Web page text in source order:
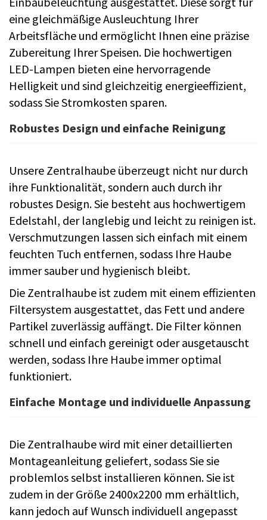
eine gleichmäßige Ausleuchtung Ihrer
Arbeitsfläche und ermöglicht Ihnen eine präzise
Zubereitung Ihrer Speisen. Die hochwertigen
LED-Lampen bieten eine hervorragende
Helligkeit und sind gleichzeitig energieeffizient,
sodass Sie Stromkosten sparen.
Robustes Design und einfache Reinigung
Unsere Zentralhaube überzeugt nicht nur durch
ihre Funktionalität, sondern auch durch ihr
robustes Design. Sie besteht aus hochwertigem
Edelstahl, der langlebig und leicht zu reinigen ist.
Verschmutzungen lassen sich einfach mit einem
feuchten Tuch entfernen, sodass Ihre Haube
immer sauber und hygienisch bleibt.
Die Zentralhaube ist zudem mit einem effizienten
Filtersystem ausgestattet, das Fett und andere
Partikel zuverlässig auffängt. Die Filter können
schnell und einfach gereinigt oder ausgetauscht
werden, sodass Ihre Haube immer optimal
funktioniert.
Einfache Montage und individuelle Anpassung
Die Zentralhaube wird mit einer detaillierten
Montageanleitung geliefert, sodass Sie sie
problemlos selbst installieren können. Sie ist
zudem in der Größe 2400x2200 mm erhältlich,
kann jedoch auf Wunsch individuell angepasst